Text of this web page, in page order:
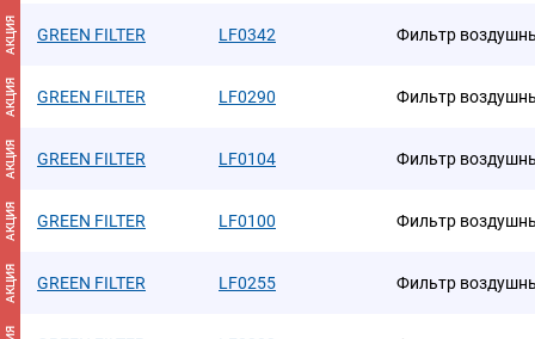
АКЦИЯ GREEN FILTER LF0342 Фильтр
АКЦИЯ GREEN FILTER LF0290 Фильтр
АКЦИЯ GREEN FILTER LF0104 Фильтр
АКЦИЯ GREEN FILTER LF0100 Фильтр
АКЦИЯ GREEN FILTER LF0255 Фильтр